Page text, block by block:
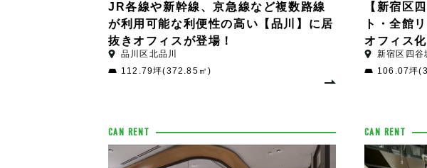
JR各線や新幹線、京急線など複数路線
が利用可能な利便性の高い【品川】に居
抜きオフィスが登場！
品川区北品川
112.79坪(372.85㎡)
【新宿区
ト・全館
オフィス
新宿区四谷
106.07坪
CAN RENT CAN RENT